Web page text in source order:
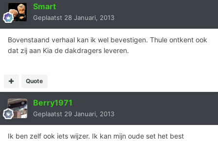
Smart
Geplaatst 28 Januari, 2013
Bovenstaand verhaal kan ik wel bevestigen. Thule ontkent ook
dat zij aan Kia de dakdragers leveren.
Quote
Berry1971
Geplaatst 29 Januari, 2013
Ik ben zelf ook iets wijzer. Ik kan mijn oude set het best